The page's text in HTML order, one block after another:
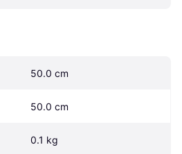
50.0 cm
50.0 cm
0.1 kg